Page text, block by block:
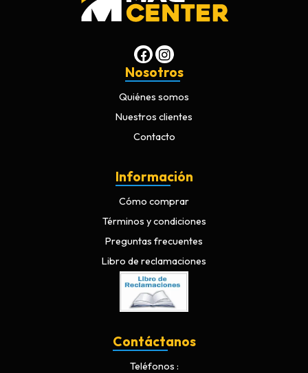
Nosotros
Quiénes somos
Nuestros clientes
Contacto
Información
Cómo comprar
Términos y condiciones
Preguntas frecuentes
Libro de reclamaciones
Contáctanos
Teléfonos